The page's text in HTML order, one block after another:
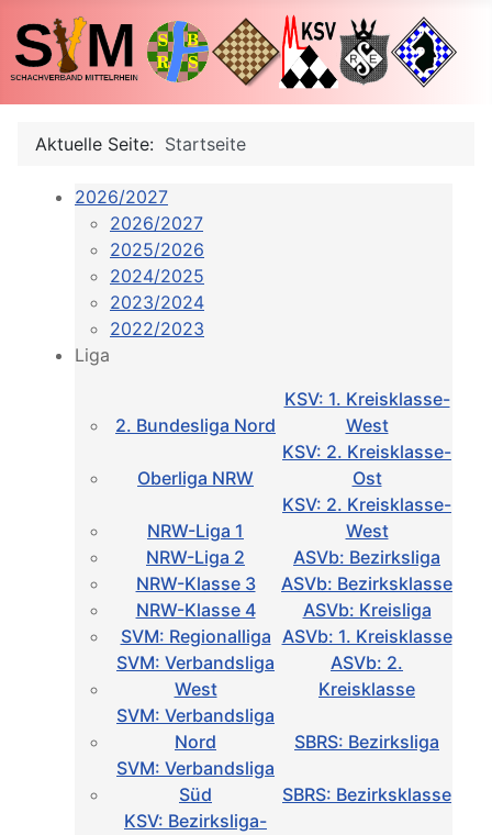
Aktuelle Seite: Startseite
2026/2027
2026/2027
2025/2026
2024/2025
2023/2024
2022/2023
Liga
2. Bundesliga Nord
KSV: 1. Kreisklasse-
West
Oberliga NRW
KSV: 2. Kreisklasse-
Ost
NRW-Liga 1
KSV: 2. Kreisklasse-
West
NRW-Liga 2
ASVb: Bezirksliga
NRW-Klasse 3
ASVb: Bezirksklasse
NRW-Klasse 4
ASVb: Kreisliga
SVM: Regionalliga ASVb: 1. Kreisklasse
SVM: Verbandsliga
West
ASVb: 2.
Kreisklasse
SVM: Verbandsliga
Nord
SBRS: Bezirksliga
SVM: Verbandsliga
Süd
SBRS: Bezirksklasse
KSV: Bezirksliga-